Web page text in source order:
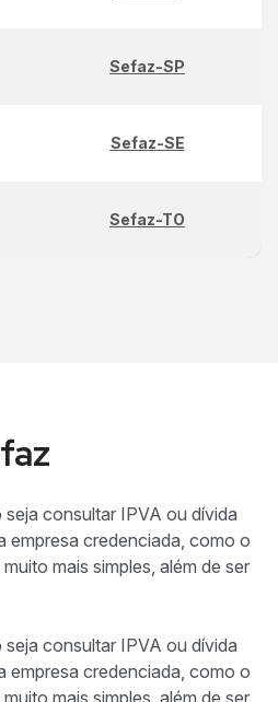
Sefaz-SP
Sefaz-SE
Sefaz-TO
consultar IPVA ou dívida
empresa credenciada, como o
mais simples, além de ser
consultar IPVA ou dívida
empresa credenciada, como o
mais simples, além de ser